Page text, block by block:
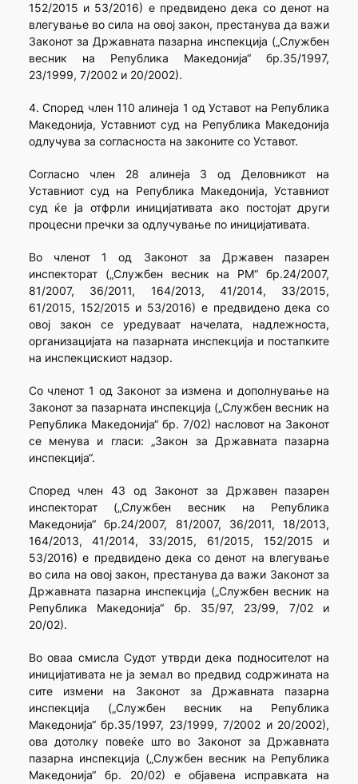
152/2015 и 53/2016) е предвидено дека со денот на
влегување во сила на овој закон, престанува да важи
Законот за Државната пазарна инспекција („Службен
весник на Република Македонија“ бр.35/1997,
23/1999, 7/2002 и 20/2002).
4. Според член 110 алинеја 1 од Уставот на Република
Македонија, Уставниот суд на Република Македонија
одлучува за согласноста на законите со Уставот.
Согласно член 28 алинеја 3 од Деловникот на
Уставниот суд на Република Македонија, Уставниот
суд ќе ја отфрли иницијативата ако постојат други
процесни пречки за одлучување по иницијативата.
Во членот 1 од Законот за Државен пазарен
инспекторат („Службен весник на РМ“ бр.24/2007,
81/2007, 36/2011, 164/2013, 41/2014, 33/2015,
61/2015, 152/2015 и 53/2016) е предвидено дека со
овој закон се уредуваат начелата, надлежноста,
организацијата на пазарната инспекција и постапките
на инспекцискиот надзор.
Со членот 1 од Законот за измена и дополнување на
Законот за пазарната инспекција („Службен весник на
Република Македонија“ бр. 7/02) насловот на Законот
се менува и гласи: „Закон за Државната пазарна
инспекција“.
Според член 43 од Законот за Државен пазарен
инспекторат („Службен весник на Република
Македонија“ бр.24/2007, 81/2007, 36/2011, 18/2013,
164/2013, 41/2014, 33/2015, 61/2015, 152/2015 и
53/2016) е предвидено дека со денот на влегување
во сила на овој закон, престанува да важи Законот за
Државната пазарна инспекција („Службен весник на
Република Македонија“ бр. 35/97, 23/99, 7/02 и
20/02).
Во оваа смисла Судот утврди дека подносителот на
иницијативата не ја земал во предвид содржината на
сите измени на Законот за Државната пазарна
инспекција („Службен весник на Република
Македонија“ бр.35/1997, 23/1999, 7/2002 и 20/2002),
ова дотолку повеќе што во Законот за Државната
пазарна инспекција („Службен весник на Република
Македонија“ бр. 20/02) е објавена исправката на